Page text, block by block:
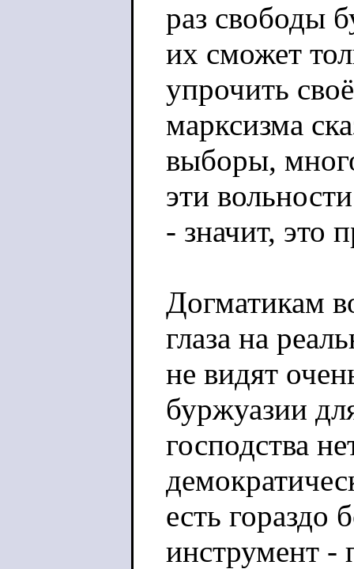
раз свободы
их сможет
упрочить
марксизма
выборы,
эти
- значит, это
Догматикам
глаза на
не видят
буржуазии
господства
есть
инструмент -